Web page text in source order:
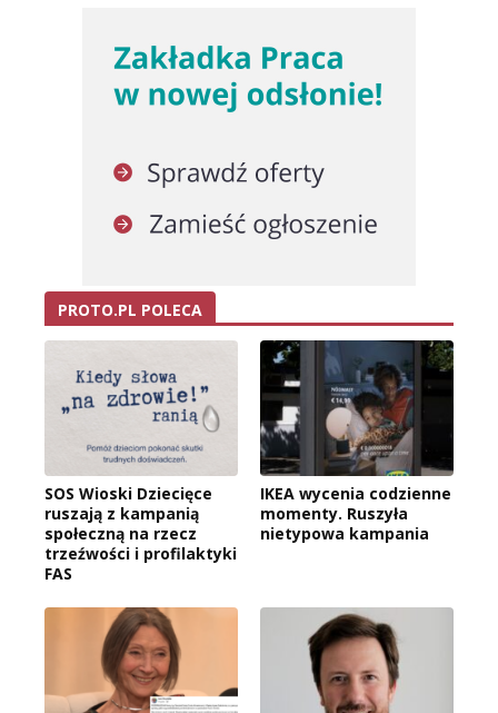
PROTO.PL POLECA
SOS Wioski Dziecięce
ruszają z kampanią
społeczną na rzecz
trzeźwości i profilaktyki
FAS
IKEA wycenia codzienne
momenty. Ruszyła
nietypowa kampania